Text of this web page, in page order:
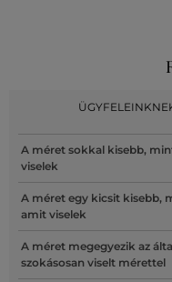
A méret sokkal kisebb,
viselek
A méret egy kicsit kisebb,
amit viselek
A méret megegyezik az
szokásosan viselt mérettel